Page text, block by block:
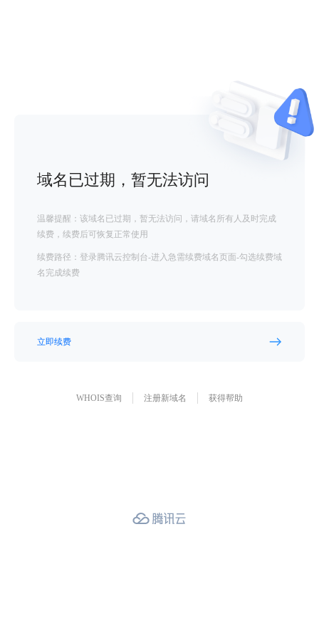
域名已过期，暂无法访问
温馨提醒：该域名已过期，暂无法访问，请域名所有人及时完成
续费，续费后可恢复正常使用
续费路径：登录腾讯云控制台-进入急需续费域名页面-勾选续费域
名完成续费
立即续费
WHOIS查询 注册新域名 获得帮助